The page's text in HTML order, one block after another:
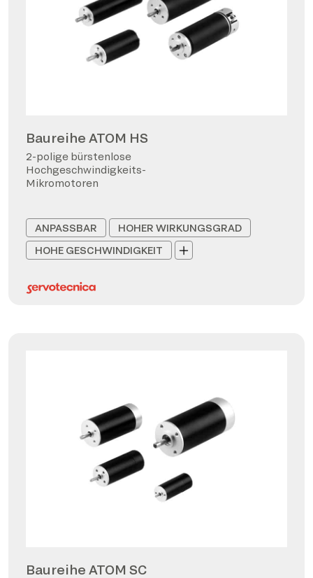
Baureihe ATOM HS
2-polige bürstenlose
Hochgeschwindigkeits-
Mikromotoren
ANPASSBAR
HOHER WIRKUNGSGRAD
HOHE GESCHWINDIGKEIT
Baureihe ATOM SC